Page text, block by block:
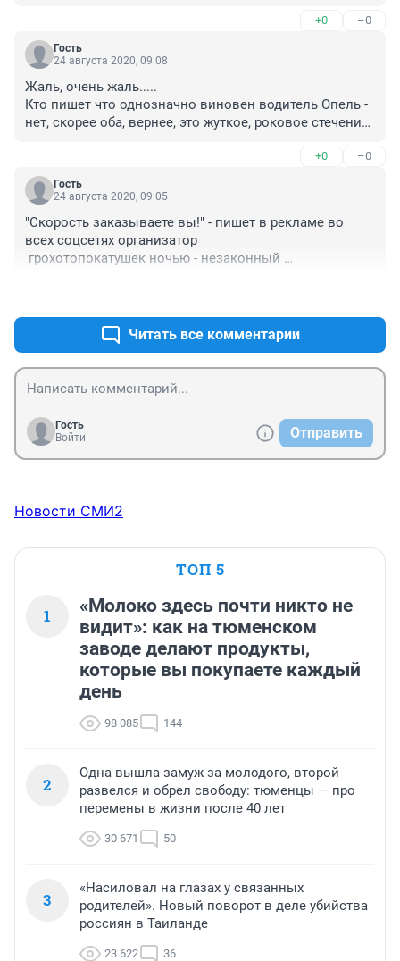
автомобиля и это факт и на этом поставим точку. А
по поводу того, почему на мотоцикле находилась 15
пассажирка, это не наше дело. Катать никого не
+0 –0
Гость
24 августа 2020, 09:08
Жаль, очень жаль.....
Кто пишет что однозначно виновен водитель Опель -
нет, скорее оба, вернее, это жуткое, роковое стечение
Единственное - возможно, положив мотик,
среагировав моментально, он спас жизнь девочки....
Мужчину не вернуть, царствие небесное... Родным и
близким соболезнования.
+0 –0
Гость
24 августа 2020, 09:05
"Скорость заказываете вы!" - пишет в рекламе во
всех соцсетях организатор
грохотопокатушек ночью - незаконный
получается?
Читать все комментарии
Гость
Войти
Отправить
Новости СМИ2
ТОП 5
1
«Молоко здесь почти никто не
видит»: как на тюменском
заводе делают продукты,
которые вы покупаете каждый
день
98 085 144
2
Одна вышла замуж за молодого, второй
развелся и обрел свободу: тюменцы — про
перемены в жизни после 40 лет
30 671 50
3
«Насиловал на глазах у связанных
родителей». Новый поворот в деле убийства
россиян в Таиланде
23 622 36